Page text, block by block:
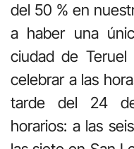
del 50 % en
a haber una
ciudad de
celebrar a las
tarde del 24
horarios: a las